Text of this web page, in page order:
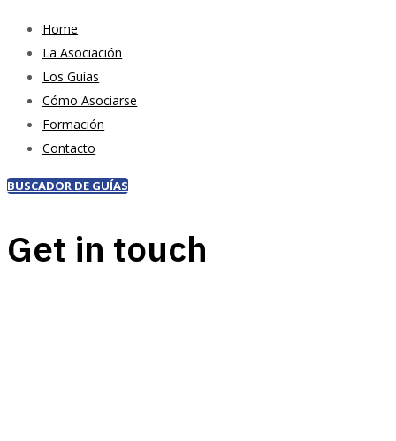
Home
La Asociación
Los Guías
Cómo Asociarse
Formación
Contacto
BUSCADOR DE GUÍAS
Get in touch